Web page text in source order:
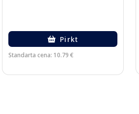
Pirkt
Standarta cena: 10.79 €